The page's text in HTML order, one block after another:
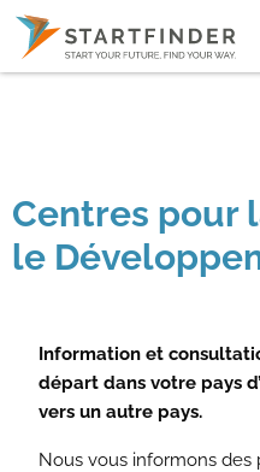
Centres pour
le
Information et
départ dans votre pays
vers un autre pays.
Nous vous informons des